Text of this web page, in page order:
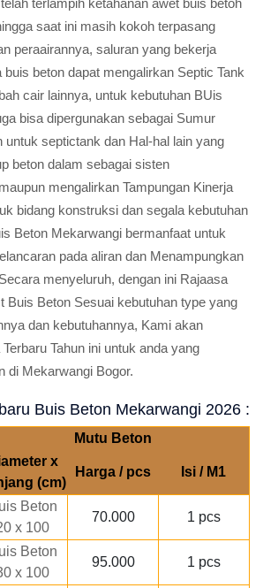
terlampih ketahanan awet buis betoh
saat ini masih kokoh terpasang
peraairannya, saluran yang bekerja
beton dapat mengalirkan Septic Tank
cair lainnya, untuk kebutuhan BUis
bisa dipergunakan sebagai Sumur
untuk septictank dan Hal-hal lain yang
beton dalam sebagai sisten
mengalirkan Tampungan Kinerja
bidang konstruksi dan segala kebutuhan
Beton Mekarwangi bermanfaat untuk
pada aliran dan Menampungkan
menyeluruh, dengan ini Rajaasa
Buis Beton Sesuai kebutuhan type yang
dan kebutuhannya, Kami akan
Tahun ini untuk anda yang
di Mekarwangi Bogor.
Buis Beton Mekarwangi 2026 :
Mutu Beton
x
(cm)
Harga / pcs Isi / M1
Beton
x 100
70.000 1 pcs
Beton
x 100
95.000 1 pcs